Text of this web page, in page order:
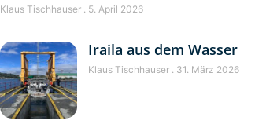
Klaus Tischhauser 5. April 2026
Iraila aus dem Wasser
Klaus Tischhauser 31. März 2026